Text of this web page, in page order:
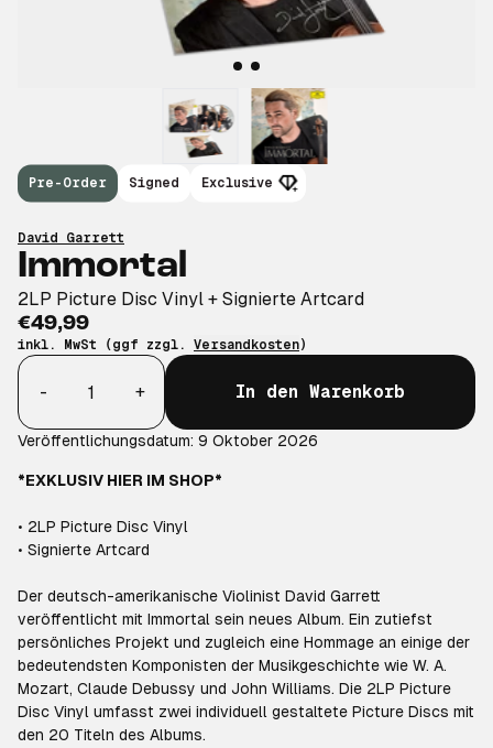
David Garrett
Immortal
2LP Picture Disc Vinyl + Signierte Artcard
€49,99
inkl. MwSt (ggf zzgl. Versandkosten)
Anzahl
-
+ In den Warenkorb
Veröffentlichungsdatum: 9 Oktober 2026
*EXKLUSIV HIER IM SHOP*
• 2LP Picture Disc Vinyl
• Signierte Artcard
Der deutsch-amerikanische Violinist David Garrett
veröffentlicht mit Immortal sein neues Album. Ein zutiefst
persönliches Projekt und zugleich eine Hommage an einige der
bedeutendsten Komponisten der Musikgeschichte wie W. A.
Mozart, Claude Debussy und John Williams. Die 2LP Picture
Disc Vinyl umfasst zwei individuell gestaltete Picture Discs mit
den 20 Titeln des Albums.
Pre-Order Signed Exclusive